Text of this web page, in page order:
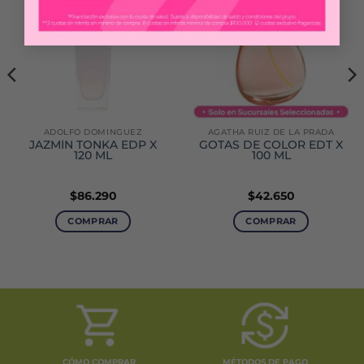
ADOLFO DOMINGUEZ
JAZMÍN TONKA EDP X
120 ML
$86.290
COMPRAR
AGATHA RUIZ DE LA PRADA
GOTAS DE COLOR EDT X
100 ML
$42.650
COMPRAR